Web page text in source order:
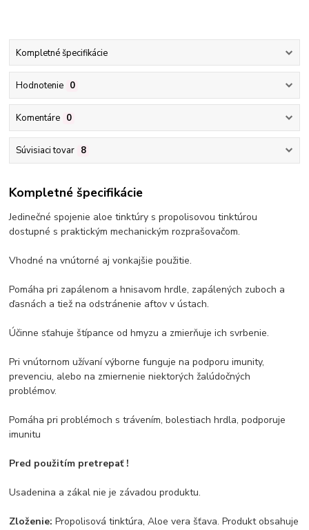
Kompletné špecifikácie
Hodnotenie 0
Komentáre 0
Súvisiaci tovar 8
Kompletné špecifikácie
Jedinečné spojenie aloe tinktúry s propolisovou tinktúrou
dostupné s praktickým mechanickým rozprašovačom.
Vhodné na vnútorné aj vonkajšie použitie.
Pomáha pri zapálenom a hnisavom hrdle, zapálených zuboch a
ďasnách a tiež na odstránenie aftov v ústach.
Účinne sťahuje štípance od hmyzu a zmierňuje ich svrbenie.
Pri vnútornom užívaní výborne funguje na podporu imunity,
prevenciu, alebo na zmiernenie niektorých žalúdočných
problémov.
Pomáha pri problémoch s trávením, bolestiach hrdla, podporuje
imunitu
Pred použitím pretrepať !
Usadenina a zákal nie je závadou produktu.
Zloženie: Propolisová tinktúra, Aloe vera šťava. Produkt obsahuje